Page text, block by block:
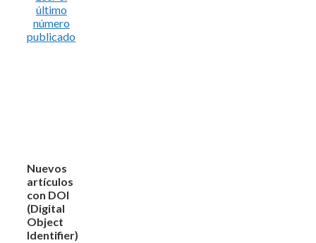
último
número
publicado
Nuevos
artículos
con DOI
(Digital
Object
Identifier)